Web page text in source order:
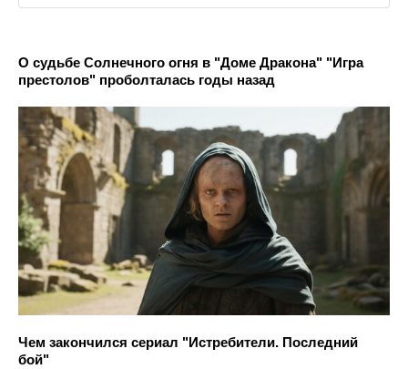
О судьбе Солнечного огня в "Доме Дракона" "Игра
престолов" проболталась годы назад
Чем закончился сериал "Истребители. Последний
бой"